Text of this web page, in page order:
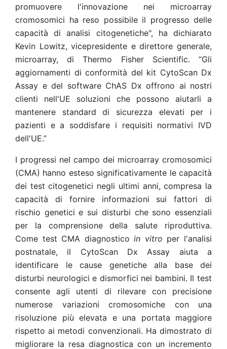
promuovere l'innovazione nei microarray
cromosomici ha reso possibile il progresso delle
capacità di analisi citogenetiche", ha dichiarato
Kevin Lowitz, vicepresidente e direttore generale,
microarray, di Thermo Fisher Scientific. “Gli
aggiornamenti di conformità del kit CytoScan Dx
Assay e del software ChAS Dx offrono ai nostri
clienti nell'UE soluzioni che possono aiutarli a
mantenere standard di sicurezza elevati per i
pazienti e a soddisfare i requisiti normativi IVD
dell'UE.”
I progressi nel campo dei microarray cromosomici
(CMA) hanno esteso significativamente le capacità
dei test citogenetici negli ultimi anni, compresa la
capacità di fornire informazioni sui fattori di
rischio genetici e sui disturbi che sono essenziali
per la comprensione della salute riproduttiva.
Come test CMA diagnosticoin vitro per l'analisi
postnatale, il CytoScan Dx Assay aiuta a
identificare le cause genetiche alla base dei
disturbi neurologici e dismorfici nei bambini. Il test
consente agli utenti di rilevare con precisione
numerose variazioni cromosomiche con una
risoluzione più elevata e una portata maggiore
rispetto ai metodi convenzionali. Ha dimostrato di
migliorare la resa diagnostica con un incremento